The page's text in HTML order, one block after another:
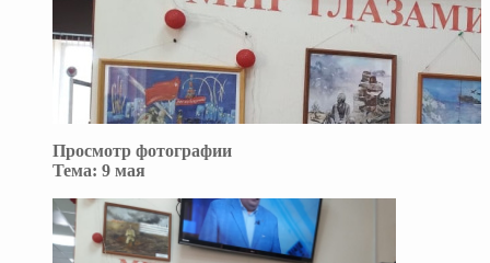
Просмотр фотографии
Тема: 9 мая